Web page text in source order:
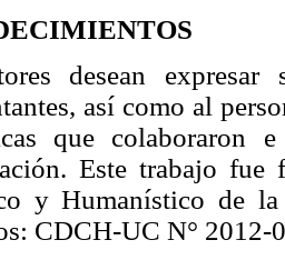
desean
así como al
que colaboraron
Este trabajo
y Humanístico de
CDCH-UC N° 2012-